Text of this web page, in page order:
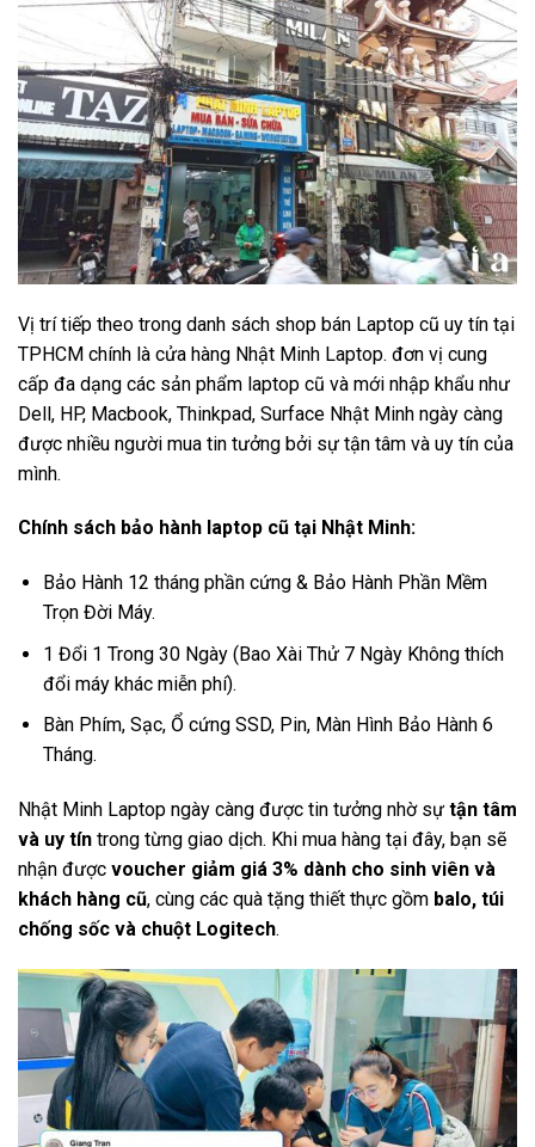
Vị trí tiếp theo trong danh sách shop bán Laptop cũ uy tín tại
TPHCM chính là cửa hàng Nhật Minh Laptop. đơn vị cung
cấp đa dạng các sản phẩm laptop cũ và mới nhập khẩu như
Dell, HP, Macbook, Thinkpad, Surface Nhật Minh ngày càng
được nhiều người mua tin tưởng bởi sự tận tâm và uy tín của
mình.
Chính sách bảo hành laptop cũ tại Nhật Minh:
Bảo Hành 12 tháng phần cứng & Bảo Hành Phần Mềm
Trọn Đời Máy.
1 Đổi 1 Trong 30 Ngày (Bao Xài Thử 7 Ngày Không thích
đổi máy khác miễn phí).
Bàn Phím, Sạc, Ổ cứng SSD, Pin, Màn Hình Bảo Hành 6
Tháng.
Nhật Minh Laptop ngày càng được tin tưởng nhờ sự tận tâm
và uy tín trong từng giao dịch. Khi mua hàng tại đây, bạn sẽ
nhận được voucher giảm giá 3% dành cho sinh viên và
khách hàng cũ, cùng các quà tặng thiết thực gồm balo, túi
chống sốc và chuột Logitech.